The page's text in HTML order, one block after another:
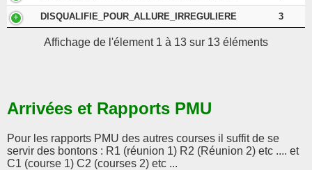
DISQUALIFIE_POUR_ALLURE_IRREGULIERE 3
Affichage de l'élement 1 à 13 sur 13 éléments
Arrivées et Rapports PMU
Pour les rapports PMU des autres courses il suffit de se
servir des bontons : R1 (réunion 1) R2 (Réunion 2) etc .... et
C1 (course 1) C2 (courses 2) etc ...